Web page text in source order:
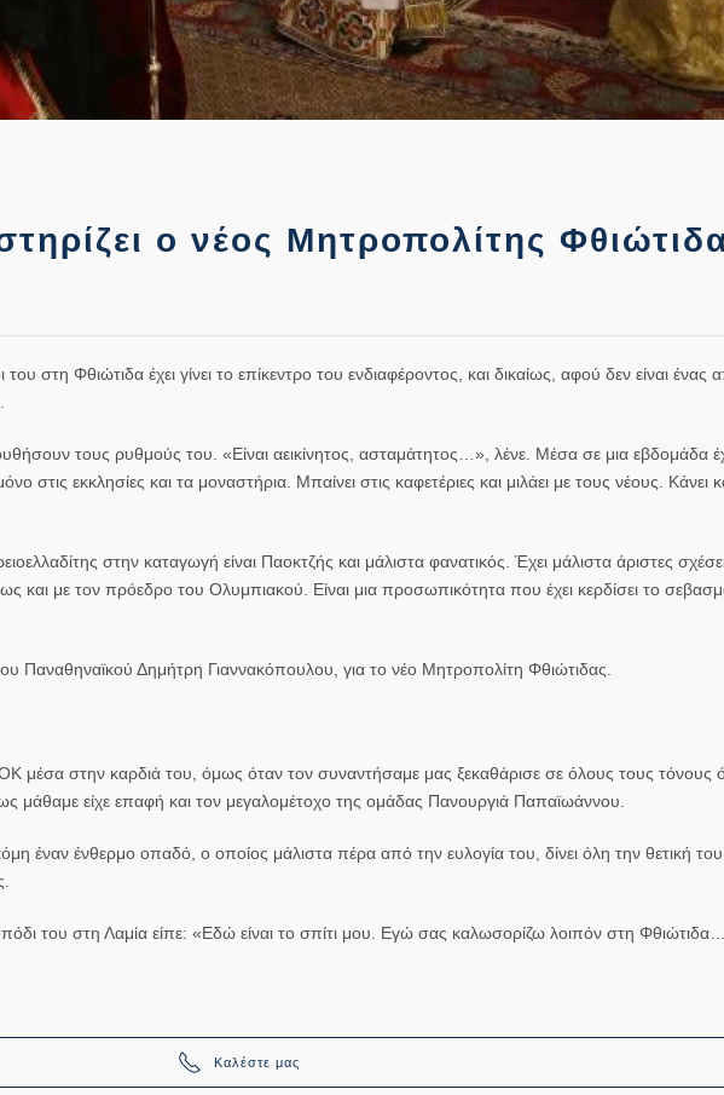
ο νέος Μητροπολίτης
στη Φθιώτιδα έχει γίνει το επίκεντρο του ενδιαφέροντος, και δικαίως, αφού δεν είναι ένας
τους ρυθμούς του. «Είναι αεικίνητος, ασταμάτητος…», λένε. Μέσα σε μια εβδομάδα
στις εκκλησίες και τα μοναστήρια. Μπαίνει στις καφετέριες και μιλάει με τους νέους. Κάνει
στην καταγωγή είναι Παοκτζής και μάλιστα φανατικός. Έχει μάλιστα άριστες
και με τον πρόεδρο του Ολυμπιακού. Είναι μια προσωπικότητα που έχει κερδίσει το
Παναθηναϊκού Δημήτρη Γιαννακόπουλου, για το νέο Μητροπολίτη Φθιώτιδας.
μέσα στην καρδιά του, όμως όταν τον συναντήσαμε μας ξεκαθάρισε σε όλους τους τόνους
μάθαμε είχε επαφή και τον μεγαλομέτοχο της ομάδας Πανουργιά Παπαϊωάννου.
έναν ένθερμο οπαδό, ο οποίος μάλιστα πέρα από την ευλογία του, δίνει όλη την θετική του
του στη Λαμία είπε: «Εδώ είναι το σπίτι μου. Εγώ σας καλωσορίζω λοιπόν στη
Καλέστε μας